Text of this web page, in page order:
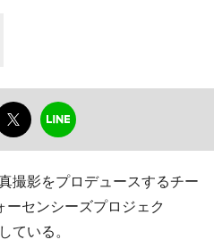
撮影をプロデュースするチー
センシーズプロジェク
ている。